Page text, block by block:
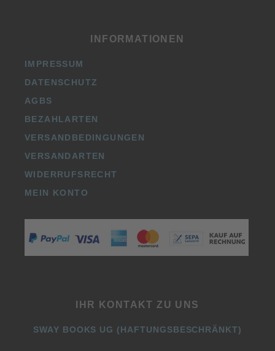
INFORMATIONEN
IMPRESSUM
DATENSCHUTZ
AGBS
BEZAHLARTEN
VERSANDBEDINGUNGEN
VERSANDARTEN
WIDERRUFSRECHT
MEIN KONTO
IHR KONTAKT ZU UNS
SWAY BOOKS UG (HAFTUNGSBESCHRÄNKT)